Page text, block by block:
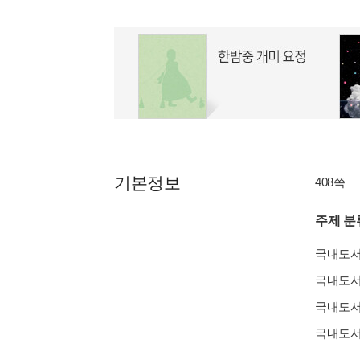
기본정보 408쪽
주제 분
국내도
국내도
국내도
국내도